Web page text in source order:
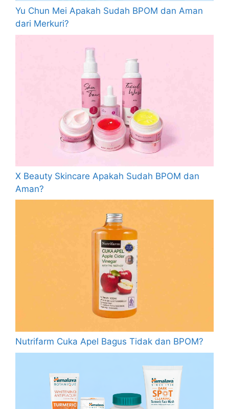
Yu Chun Mei Apakah Sudah BPOM dan Aman
dari Merkuri?
X Beauty Skincare Apakah Sudah BPOM dan
Aman?
Nutrifarm Cuka Apel Bagus Tidak dan BPOM?